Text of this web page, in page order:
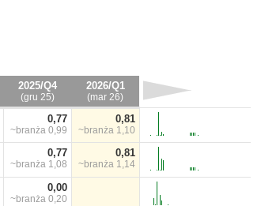
2025/Q4
(gru 25)
2026/Q1
(mar 26)
0,77
~branża 0,99
0,81
~branża 1,10
0,77
~branża 1,08
0,81
~branża 1,14
0,00
~branża 0,20